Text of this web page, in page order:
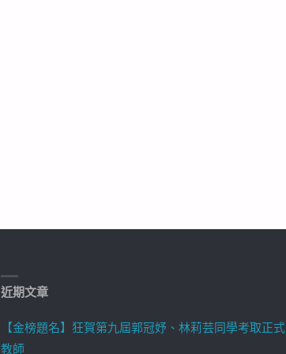
近期文章
【金榜題名】狂賀第九屆郭冠妤、林莉芸同學考取正式
教師